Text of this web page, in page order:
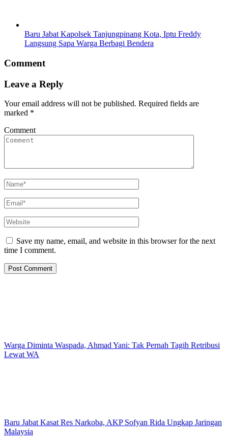
Baru Jabat Kapolsek Tanjungpinang Kota, Iptu Freddy
Langsung Sapa Warga Berbagi Bendera
Comment
Leave a Reply
Your email address will not be published. Required fields are
marked *
Comment
Save my name, email, and website in this browser for the next
time I comment.
Warga Diminta Waspada, Ahmad Yani: Tak Pernah Tagih Retribusi
Lewat WA
Baru Jabat Kasat Res Narkoba, AKP Sofyan Rida Ungkap Jaringan
Malaysia